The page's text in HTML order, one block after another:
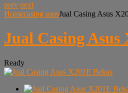
prev next
Homecasing asusJual Casing Asus
Jual Casing Asus
Ready